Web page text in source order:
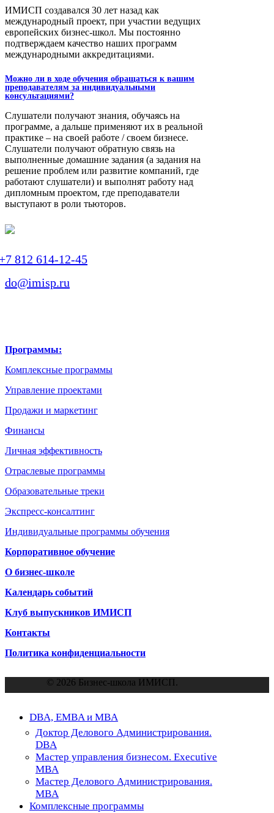
ИМИСП создавался 30 лет назад как
международный проект, при участии ведущих
европейских бизнес-школ. Мы постоянно
подтверждаем качество наших программ
международными аккредитациями.
Можно ли в ходе обучения обращаться к вашим
преподавателям за индивидуальными
консультациями?
Слушатели получают знания, обучаясь на
программе, а дальше применяют их в реальной
практике – на своей работе / своем бизнесе.
Слушатели получают обратную связь на
выполненные домашние задания (а задания на
решение проблем или развитие компаний, где
работают слушатели) и выполнят работу над
дипломным проектом, где преподаватели
выступают в роли тьюторов.
812 614-12-45
do@imisp.ru
Программы:
Комплексные программы
Управление проектами
Продажи и маркетинг
Финансы
Личная эффективность
Отраслевые программы
Образовательные треки
Экспресс-консалтинг
Индивидуальные программы обучения
Корпоративное обучение
О бизнес-школе
Календарь событий
Клуб выпускников ИМИСП
Контакты
Политика конфиденциальности
© 2026 Бизнес-школа ИМИСП.
Close
DBA, EMBA и MBA
Доктор Делового Администрирования.
DBA
Мастер управления бизнесом. Executive
MBA
Мастер Делового Администрирования.
MBA
Комплексные программы